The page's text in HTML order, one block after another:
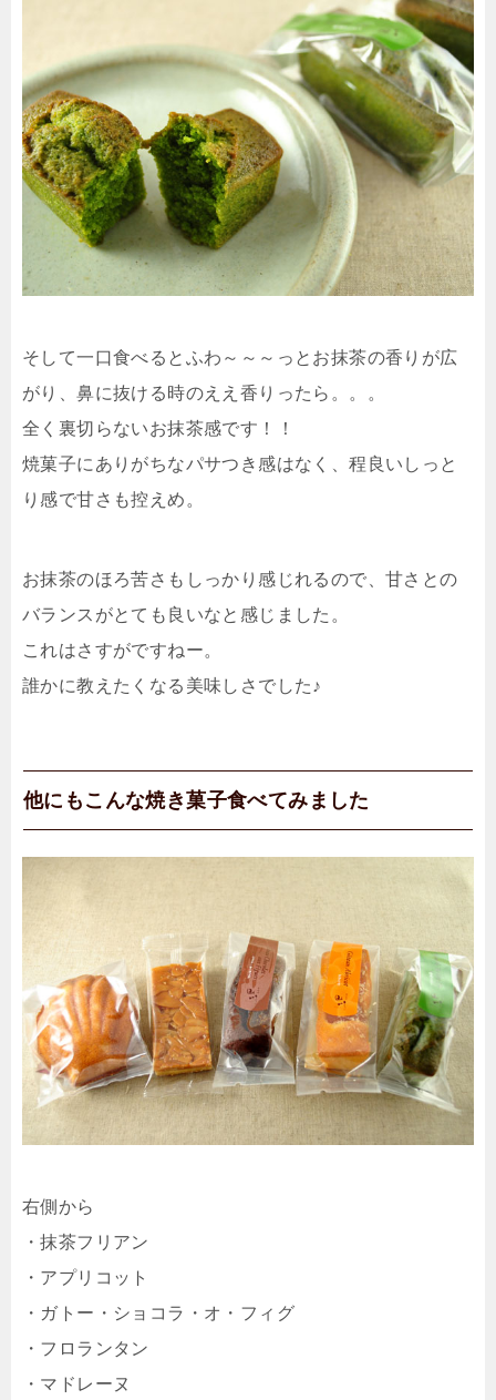
そして一口食べるとふわ～～～っとお抹茶の香りが広
がり、鼻に抜ける時のええ香りったら。。。
全く裏切らないお抹茶感です！！
焼菓子にありがちなパサつき感はなく、程良いしっと
り感で甘さも控えめ。
お抹茶のほろ苦さもしっかり感じれるので、甘さとの
バランスがとても良いなと感じました。
これはさすがですねー。
誰かに教えたくなる美味しさでした♪
他にもこんな焼き菓子食べてみました
右側から
・抹茶フリアン
・アプリコット
・ガトー・ショコラ・オ・フィグ
・フロランタン
・マドレーヌ